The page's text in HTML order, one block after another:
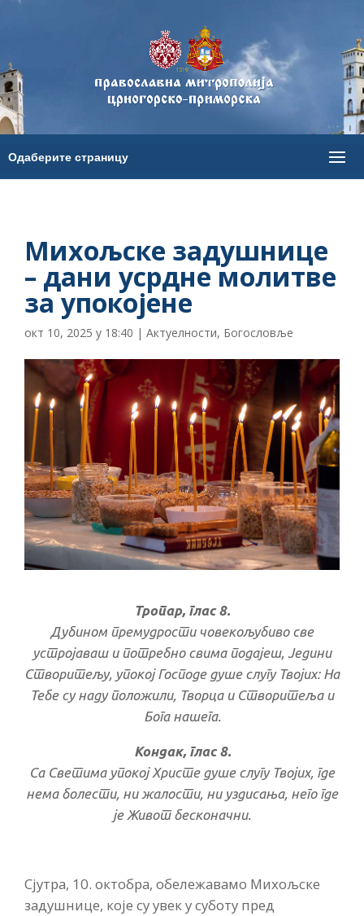
Михољске задушнице
– дани усрдне молитве
за упокојене
окт 10, 2025 у 18:40 | Актуелности, Богословље
Тропар, глас 8.
Дубином премудрости човекољубиво све
устројаваш и потребно свима подајеш, Једини
Створитељу, упокој Господе душе слугу Твојих: На
Тебе су наду положили, Творца и Створитеља и
Бога нашега.
Кондак, глас 8.
Са Светима упокој Христе душе слугу Твојих, где
нема болести, ни жалости, ни уздисања, него где
је Живот бесконачни.
Сјутра, 10. октобра, обележавамо Михољске
задушнице, које су увек у суботу пред